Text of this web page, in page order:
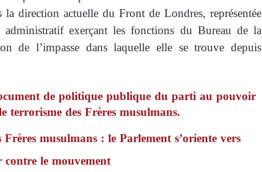
direction actuelle du Front de Londres, représentée
exerçant les fonctions du Bureau de la
de l’impasse dans laquelle elle se trouve depuis
de politique publique du parti au pouvoir
des Frères musulmans.
musulmans : le Parlement s’oriente vers
le mouvement